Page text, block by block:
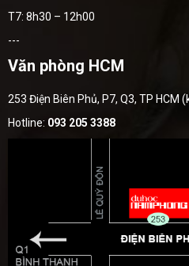
T7: 8h30 – 12h00
---
Văn phòng HCM
253 Điện Biên Phủ, P7, Q3, TP HCM
Hotline: 093 205 3388